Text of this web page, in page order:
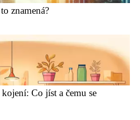
znamená?
Co jíst a čemu se